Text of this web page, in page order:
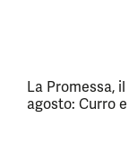
La Promessa,
agosto: Curro